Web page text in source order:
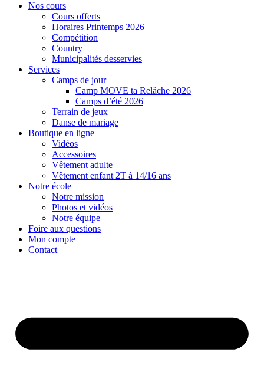
Nos cours
Cours offerts
Horaires Printemps 2026
Compétition
Country
Municipalités desservies
Services
Camps de jour
Camp MOVE ta Relâche 2026
Camps d’été 2026
Terrain de jeux
Danse de mariage
Boutique en ligne
Vidéos
Accessoires
Vêtement adulte
Vêtement enfant 2T à 14/16 ans
Notre école
Notre mission
Photos et vidéos
Notre équipe
Foire aux questions
Mon compte
Contact